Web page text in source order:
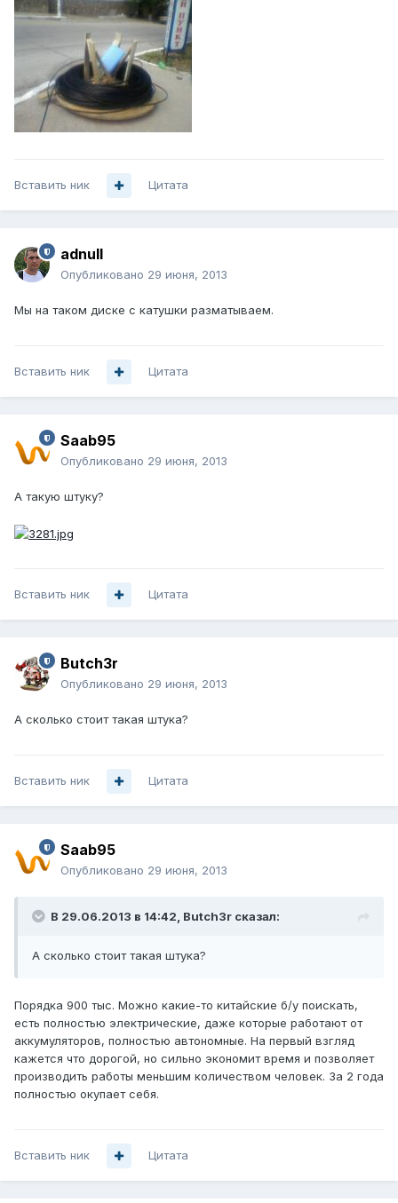
Вставить ник Цитата
adnull
Опубликовано 29 июня, 2013
Мы на таком диске с катушки разматываем.
Вставить ник Цитата
Saab95
Опубликовано 29 июня, 2013
А такую штуку?
Вставить ник Цитата
Butch3r
Опубликовано 29 июня, 2013
А сколько стоит такая штука?
Вставить ник Цитата
Saab95
Опубликовано 29 июня, 2013
В 29.06.2013 в 14:42, Butch3r сказал:
А сколько стоит такая штука?
Порядка 900 тыс. Можно какие-то китайские б/у поискать,
есть полностью электрические, даже которые работают от
аккумуляторов, полностью автономные. На первый взгляд
кажется что дорогой, но сильно экономит время и позволяет
производить работы меньшим количеством человек. За 2 года
полностью окупает себя.
Вставить ник Цитата